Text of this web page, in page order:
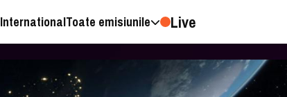
InternationalToate emisiunile Live